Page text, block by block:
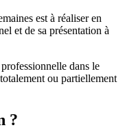
est à réaliser en
et de sa présentation à
dans le
ou partiellement
?